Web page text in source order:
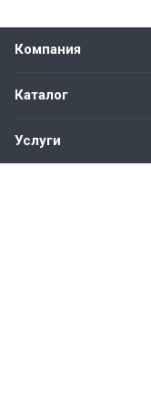
Компания
Каталог
Услуги